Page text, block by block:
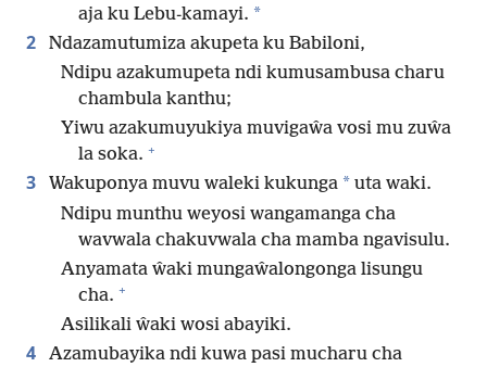
aja ku Lebu-kamayi. *
2
Ndazamutumiza akupeta ku Babiloni,
Ndipu azakumupeta ndi kumusambusa charu
chambula kanthu;
Yiwu azakumuyukiya muvigaŵa vosi mu zuŵa
la soka. +
3 Wakuponya muvu waleki kukunga * uta waki.
Ndipu munthu weyosi wangamanga cha
wavwala chakuvwala cha mamba ngavisulu.
Anyamata ŵaki mungaŵalongonga lisungu
cha. +
Asilikali ŵaki wosi abayiki.
4
Azamubayika ndi kuwa pasi mucharu cha